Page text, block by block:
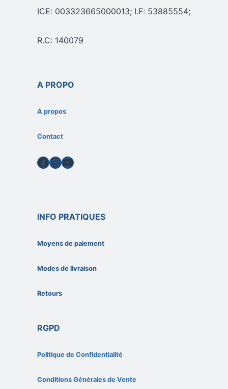
ICE: 003323665000013; I.F: 53885554;
R.C: 140079
A PROPO
A propos
Contact
Facebook
Instagram
YouTube
INFO PRATIQUES
Moyens de paiement
Modes de livraison
Retours
RGPD
Politique de Confidentialité
Conditions Générales de Vente